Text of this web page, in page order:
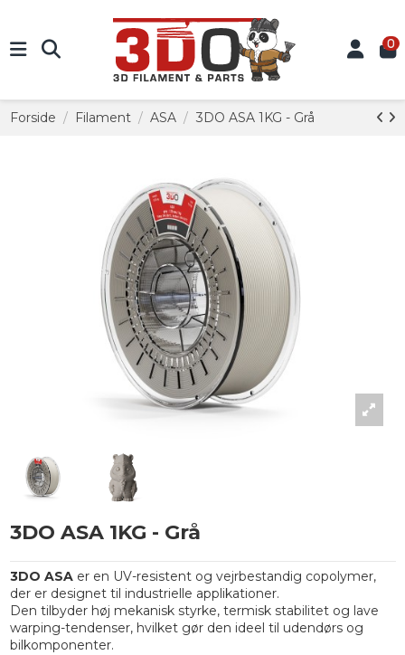
0
Forside Filament ASA 3DO ASA 1KG - Grå
3DO ASA 1KG - Grå
3DO ASAer en UV-resistent og vejrbestandig copolymer,
der er designet til industrielle applikationer.
Den tilbyder høj mekanisk styrke, termisk stabilitet og lave
warping-tendenser, hvilket gør den ideel til udendørs og
bilkomponenter.